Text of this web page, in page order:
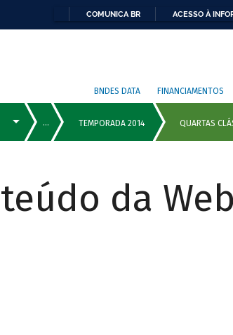
COMUNICA BR ACESSO À
BNDES DATA FINANCIAMENTOS
da Web